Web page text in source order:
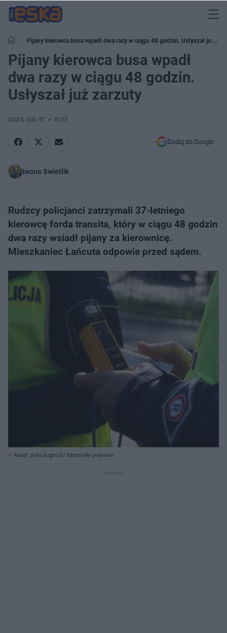
Pijany kierowca busa wpadł dwa razy w ciągu 48 godzin. Usłyszał już
zarzuty
Pijany kierowca busa wpadł
dwa razy w ciągu 48 godzin.
Usłyszał już zarzuty
2024-05-17 8:17
Dodaj do Google
Iwona Świetlik
Rudzcy policjanci zatrzymali 37-letniego
kierowcę forda transita, który w ciągu 48 godzin
dwa razy wsiadł pijany za kierownicę.
Mieszkaniec Łańcuta odpowie przed sądem.
Autor: policja.gov.pl/ Materiały prasowe